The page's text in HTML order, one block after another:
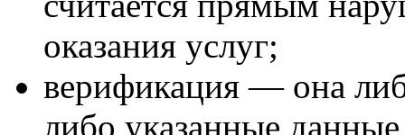
оказания услуг;
верификация — она
либо указанные